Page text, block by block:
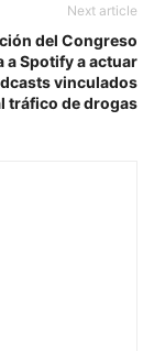
Next article
del Congreso
a Spotify a actuar
vinculados
tráfico de drogas